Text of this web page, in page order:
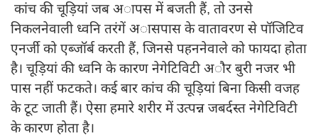
कांच की चूड़ियां जब अापस में बजती हैं, तो उनसे
निकलनेवाली ध्वनि तरंगें अासपास के वातावरण से पॉजिटिव
एनर्जी को एब्जॉर्ब करती हैं, जिनसे पहननेवाले को फायदा होता
है। चूड़ियां की ध्वनि के कारण नेगेटिविटी अौर बुरी नजर भी
पास नहीं फटकते। कई बार कांच की चूड़ियां बिना किसी वजह
के टूट जाती हैं। ऐसा हमारे शरीर में उत्पन्न जबर्दस्त नेगेटिविटी
के कारण होता है।